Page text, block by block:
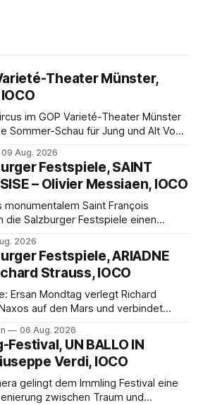
Theater Münster,
Schau für Jung und Alt Von
neuen Show Circus hebt, erkundet
wie es ist, wenn der Zirkus ins
09 Aug. 2026
Festspiele, SAINT
– Olivier Messiaen, IOCO
monumentalem Saint François
die Salzburger Festspiele einen
Maxime Pascal entfaltet
Philippe Sly berührt als
2026
Festspiele, ARIADNE
Strauss, IOCO
Ersan Mondtag verlegt Richard
auf den Mars und verbindet
Solisten und den Wiener
bleibt der zweite Akt jedoch
zurück.
06 Aug. 2026
UN BALLO IN
Verdi, IOCO
gelingt dem Immling Festival eine
zwischen Traum und